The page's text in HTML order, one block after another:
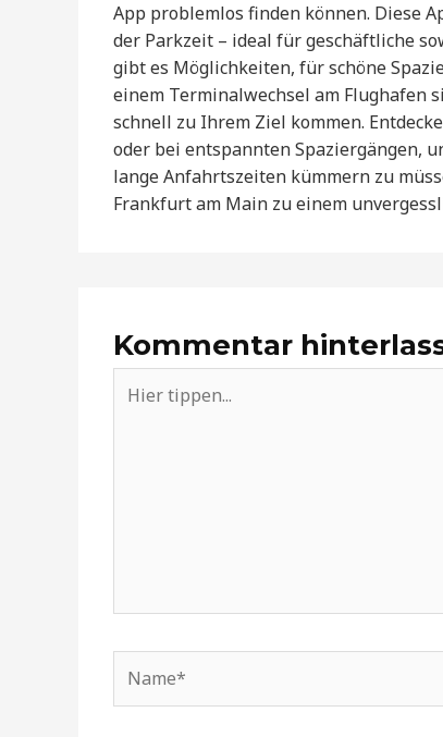
App problemlos finden können. Diese
der Parkzeit – ideal für geschäftliche
gibt es Möglichkeiten, für schöne
einem Terminalwechsel am Flughafen
schnell zu Ihrem Ziel kommen.
oder bei entspannten Spaziergängen,
lange Anfahrtszeiten kümmern zu
Frankfurt am Main zu einem
Kommentar
tippen...